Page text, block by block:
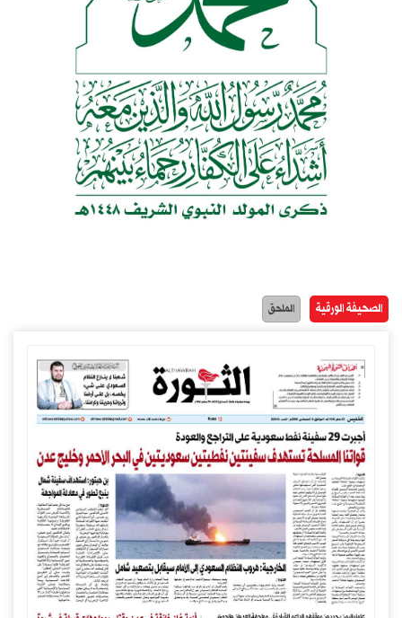
الصحيفة الورقية الملحق